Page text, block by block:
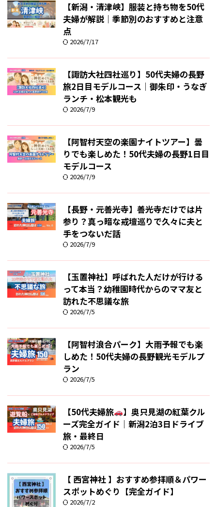
【新潟・清津峡】服装と持ち物を50代
夫婦が解説｜季節別のおすすめと注意
点
2026/7/17
【諏訪大社四社巡り】50代夫婦の長野
旅2日目モデルコース｜御朱印・うなぎ
ランチ・松本観光も
2026/7/9
【阿智村天空の楽園ナイトツアー】曇
りでも楽しめた！50代夫婦の長野1日目
モデルコース
2026/7/9
【長野・元善光寺】善光寺だけでは片
参り？真っ暗な戒壇巡りで久々に夫と
手をつないだ話
2026/7/9
【玉置神社】呼ばれた人だけが行ける
って本当？幼稚園時代からのママ友と
訪れた不思議な旅
2026/7/5
【阿智村浪合パーク】大雨予報でも楽
しめた！50代夫婦の長野観光モデルプ
ラン
2026/7/5
【50代夫婦旅
】奥只見湖の紅葉クル
ーズ完全ガイド｜新潟2泊3日ドライブ
旅・最終日
2026/7/5
【 西宮神社 】おすすめ参拝順＆パワー
スポットめぐり【完全ガイド】
2026/7/2